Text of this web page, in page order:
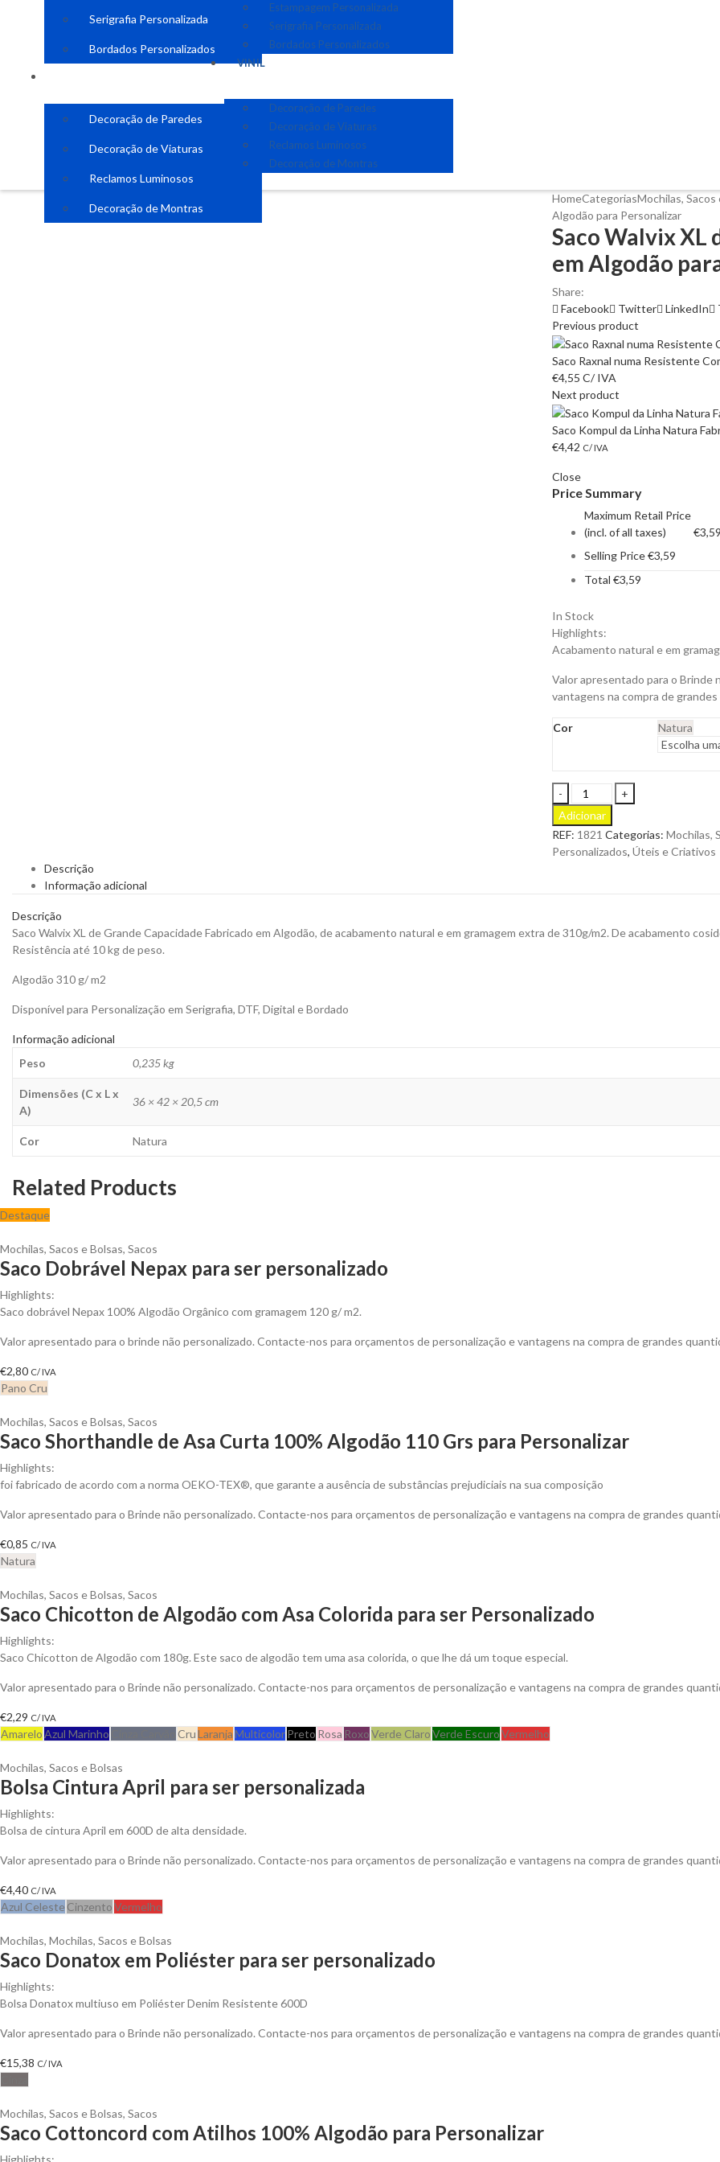
Serigrafia Personalizada
Bordados Personalizados
Decoração de Paredes
Decoração de Viaturas
Reclamos Luminosos
Decoração de Montras
Estampagem Personalizada
Serigrafia Personalizada
Bordados Personalizados
VINIL
Decoração de Paredes
Decoração de Viaturas
Reclamos Luminosos
Decoração de Montras
HomeCategoriasMochilas, Sacos
Algodão para Personalizar
Saco Walvix XL
em Algodão
Share:
Facebook
Twitter LinkedIn
Previous product
Saco Raxnal numa Resistente
€4,55 C/ IVA
Next product
Saco Kompul da Linha Natura
€4,42 C/ IVA
Close
Price Summary
Maximum Retail Price
(incl. of all taxes)
€3,59
Selling Price€3,59
Total €3,59
In Stock
Highlights:
Acabamento natural e em
Valor apresentado para o Brinde
vantagens na compra de
Cor Natura
Saco
Walvix
XL
de
Grande
para
Adicionar
REF: 1821 Categorias: Mochilas,
Personalizados, Úteis e Criativos
Descrição
Informação adicional
Descrição
Saco Walvix XL de Grande Capacidade Fabricado em Algodão, de acabamento natural e em gramagem extra de 310g/m2. De acabamento
Resistência até 10 kg de peso.
Algodão 310 g/ m2
Disponível para Personalização em Serigrafia, DTF, Digital e Bordado
Informação adicional
Peso
0,235 kg
Dimensões (C x L x
A)
36 × 42 × 20,5 cm
Cor Natura
Related Products
Destaque
Mochilas, Sacos e Bolsas, Sacos
Saco Dobrável Nepax para ser personalizado
Highlights:
Saco dobrável Nepax 100% Algodão Orgânico com gramagem 120 g/ m2.
Valor apresentado para o brinde não personalizado. Contacte-nos para orçamentos de personalização e vantagens na compra de grandes
€2,80 C/ IVA
Pano Cru
Mochilas, Sacos e Bolsas, Sacos
Saco Shorthandle de Asa Curta 100% Algodão 110 Grs para Personalizar
Highlights:
foi fabricado de acordo com a norma OEKO-TEX®, que garante a ausência de substâncias prejudiciais na sua composição
Valor apresentado para o Brinde não personalizado. Contacte-nos para orçamentos de personalização e vantagens na compra de grandes
€0,85 C/ IVA
Natura
Mochilas, Sacos e Bolsas, Sacos
Saco Chicotton de Algodão com Asa Colorida para ser Personalizado
Highlights:
Saco Chicotton de Algodão com 180g. Este saco de algodão tem uma asa colorida, o que lhe dá um toque especial.
Valor apresentado para o Brinde não personalizado. Contacte-nos para orçamentos de personalização e vantagens na compra de grandes
€2,29 C/ IVA
AmareloAzul Marinho CruLaranjaMulticolorPreto Rosa RoxoVerde ClaroVerde EscuroVermelho
Mochilas, Sacos e Bolsas
Bolsa Cintura April para ser personalizada
Highlights:
Bolsa de cintura April em 600D de alta densidade.
Valor apresentado para o Brinde não personalizado. Contacte-nos para orçamentos de personalização e vantagens na compra de grandes
€4,40 C/ IVA
Azul Celeste CinzentoVermelho
Mochilas, Mochilas, Sacos e Bolsas
Saco Donatox em Poliéster para ser personalizado
Highlights:
Bolsa Donatox multiuso em Poliéster Denim Resistente 600D
Valor apresentado para o Brinde não personalizado. Contacte-nos para orçamentos de personalização e vantagens na compra de grandes
€15,38 C/ IVA
Mochilas, Sacos e Bolsas, Sacos
Saco Cottoncord com Atilhos 100% Algodão para Personalizar
Highlights: